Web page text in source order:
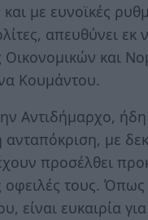
με ευνοϊκές
απευθύνει εκ
Οικονομικών και
Κουμάντου.
Αντιδήμαρχο,
ανταπόκριση, με
προσέλθει
οφειλές τους. Όπως
είναι ευκαιρία